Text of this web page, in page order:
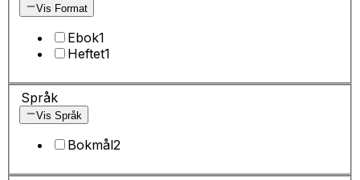
Vis Format
Ebok1
Heftet1
Språk
Vis Språk
Bokmål2